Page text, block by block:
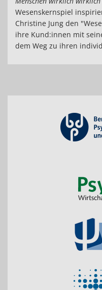
Wesenskernspiel
Christine Jung den
ihre Kund:innen mit
dem Weg zu ihren